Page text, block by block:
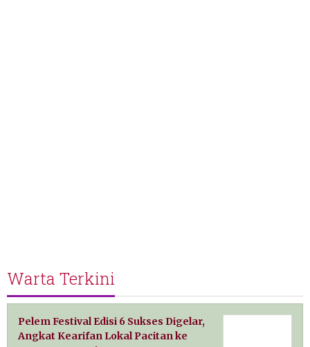
Warta Terkini
Pelem Festival Edisi 6 Sukses Digelar,
Angkat Kearifan Lokal Pacitan ke